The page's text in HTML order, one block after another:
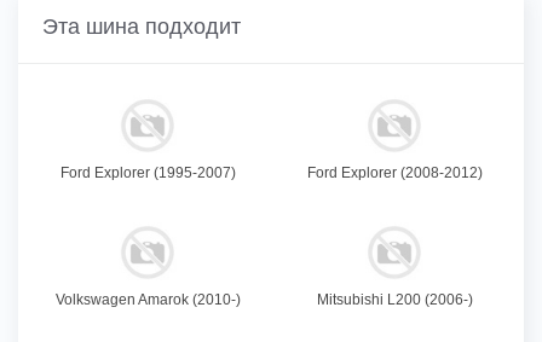
Эта шина подходит
Ford Explorer (1995-2007) Ford Explorer (2008-2012)
Volkswagen Amarok (2010-) Mitsubishi L200 (2006-)